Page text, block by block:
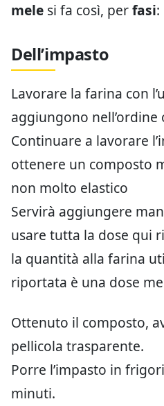
mele si fa così, perfasi:
Dell’impasto
Lavorare la farina con
aggiungono nell’ordine
Continuare a lavorare
ottenere un composto
non molto elastico
Servirà aggiungere
usare tutta la dose qui
la quantità alla farina
riportata è una dose
Ottenuto il composto,
pellicola trasparente.
Porre l’impasto in
minuti.